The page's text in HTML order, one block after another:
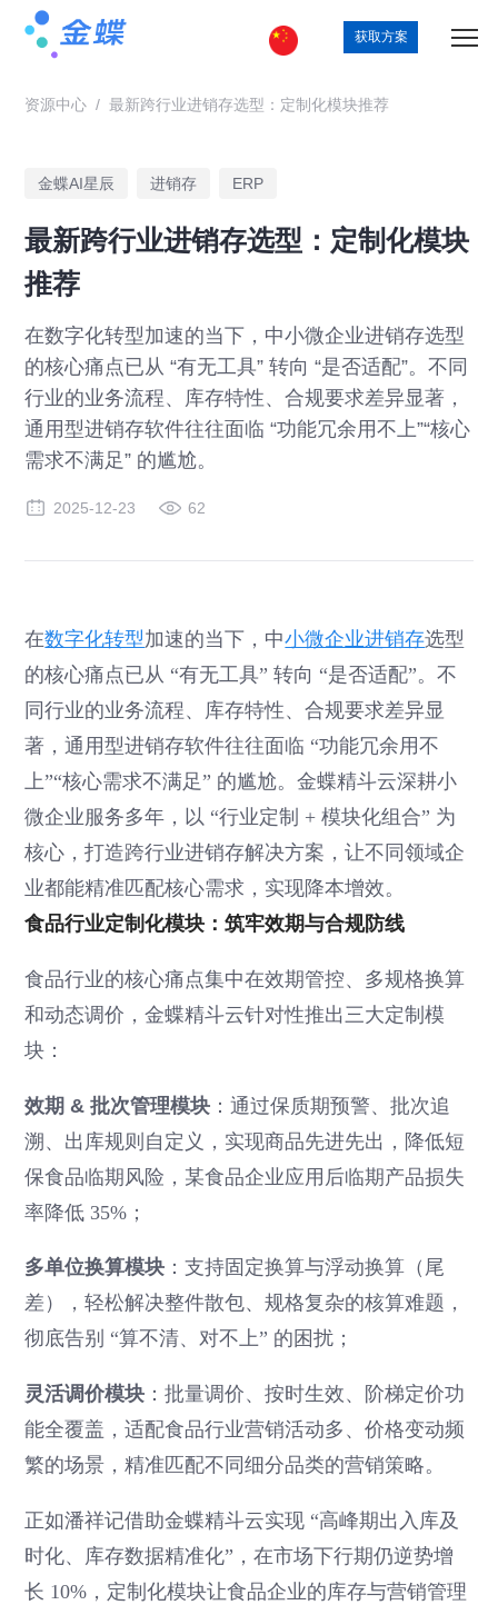
获取方案
资源中心 / 最新跨行业进销存选型：定制化模块推荐
金蝶AI星辰 进销存 ERP
最新跨行业进销存选型：定制化模块
推荐
在数字化转型加速的当下，中小微企业进销存选型
的核心痛点已从 “有无工具” 转向 “是否适配”。不同
行业的业务流程、库存特性、合规要求差异显著，
通用型进销存软件往往面临 “功能冗余用不上”“核心
需求不满足” 的尴尬。
2025-12-23 62
在数字化转型加速的当下，中小微企业进销存选型
的核心痛点已从 “有无工具” 转向 “是否适配”。不
同行业的业务流程、库存特性、合规要求差异显
著，通用型进销存软件往往面临 “功能冗余用不
上”“核心需求不满足” 的尴尬。金蝶精斗云深耕小
微企业服务多年，以 “行业定制 + 模块化组合” 为
核心，打造跨行业进销存解决方案，让不同领域企
业都能精准匹配核心需求，实现降本增效。
食品行业定制化模块：筑牢效期与合规防线
食品行业的核心痛点集中在效期管控、多规格换算
和动态调价，金蝶精斗云针对性推出三大定制模
块：
效期 & 批次管理模块 ：通过保质期预警、批次追
溯、出库规则自定义，实现商品先进先出，降低短
保食品临期风险，某食品企业应用后临期产品损失
率降低 35%；
多单位换算模块 ：支持固定换算与浮动换算（尾
差），轻松解决整件散包、规格复杂的核算难题，
彻底告别 “算不清、对不上” 的困扰；
灵活调价模块 ：批量调价、按时生效、阶梯定价功
能全覆盖，适配食品行业营销活动多、价格变动频
繁的场景，精准匹配不同细分品类的营销策略。
正如潘祥记借助金蝶精斗云实现 “高峰期出入库及
时化、库存数据精准化”，在市场下行期仍逆势增
长 10%，定制化模块让食品企业的库存与营销管理